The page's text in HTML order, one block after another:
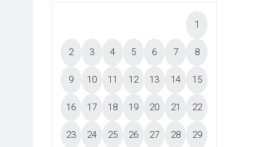
1
2 3 4 5 6 7 8
9 10 11 12 13 14 15
16 17 18 19 20 21 22
23 24 25 26 27 28 29